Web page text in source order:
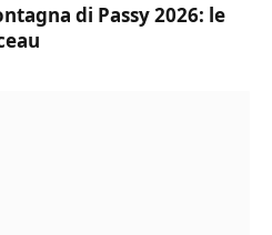
di Passy 2026: le